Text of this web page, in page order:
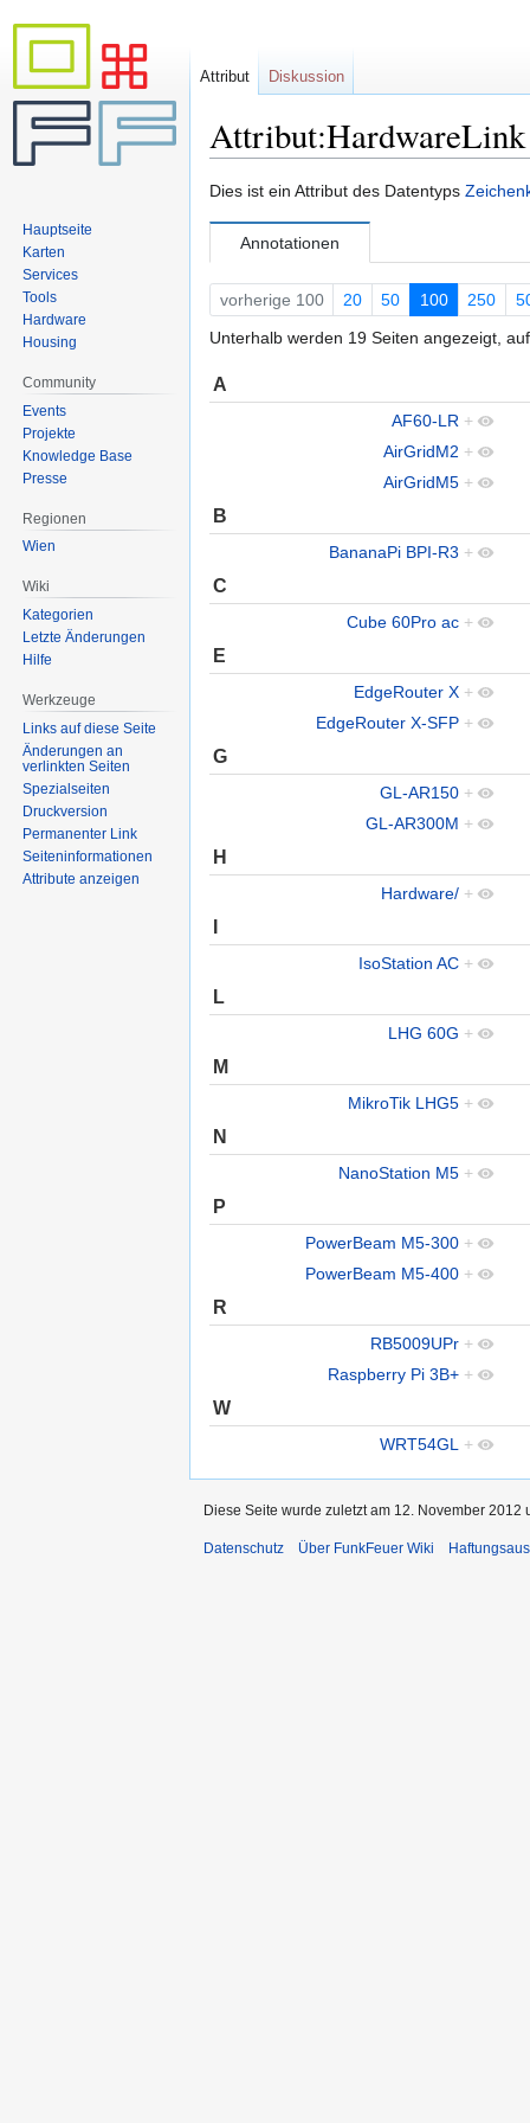
Attribut:HardwareLink
Zur
springen
Zur
springen
Dies ist ein Attribut des Datentyps
Annotationen
vorherige 100 20 50 100 250
Unterhalb werden 19 Seiten angezeigt,
A
AF60-LR +
AirGridM2 +
AirGridM5 +
B
BananaPi BPI-R3 +
C
Cube 60Pro ac +
E
EdgeRouter X +
EdgeRouter X-SFP +
G
GL-AR150 +
GL-AR300M +
H
Hardware/ +
I
IsoStation AC +
L
LHG 60G +
M
MikroTik LHG5 +
N
NanoStation M5 +
P
PowerBeam M5-300 +
PowerBeam M5-400 +
R
RB5009UPr +
Raspberry Pi 3B+ +
W
WRT54GL +
Attribut Diskussion
Hauptseite
Karten
Services
Tools
Hardware
Housing
Community
Events
Projekte
Knowledge Base
Presse
Regionen
Wien
Wiki
Kategorien
Letzte Änderungen
Hilfe
Werkzeuge
Links auf diese Seite
Änderungen an
verlinkten Seiten
Spezialseiten
Druckversion
Permanenter Link
Seiten­informationen
Attribute anzeigen
Diese Seite wurde zuletzt am 12. November 2012
Datenschutz Über FunkFeuer Wiki